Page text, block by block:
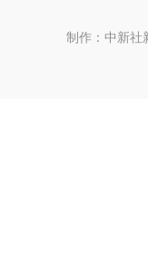
制作：中新